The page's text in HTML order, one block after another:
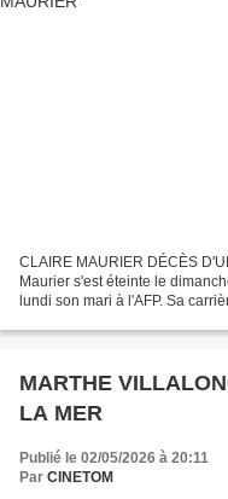
CLAIRE MAURIER DÉCÈS
Maurier s'est éteinte le
lundi son mari à l'AFP. Sa
MARTHE
LA MER
Publié le 02/05/2026 à 20:11
Par CINETOM